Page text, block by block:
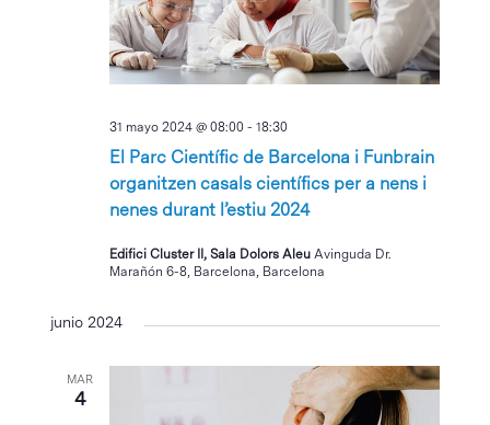
El Parc Científic de Barcelona i Funbrain
organitzen casals científics per a nens i
nenes durant l’estiu 2024
31 mayo 2024 @ 08:00 -18:30
Edifici Cluster II, Sala Dolors AleuAvinguda Dr.
Marañón 6-8, Barcelona, Barcelona
junio 2024
MAR
4